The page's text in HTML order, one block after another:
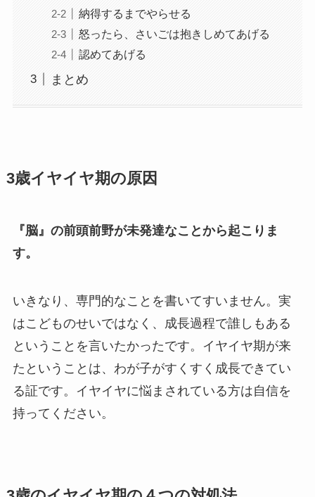
納得するまでやらせる
怒ったら、さいごは抱きしめてあげる
認めてあげる
まとめ
3歳イヤイヤ期の原因
『脳』の前頭前野が未発達なことから起こりま
す。
いきなり、専門的なことを書いてすいません。実
はこどものせいではなく、成長過程で誰しもある
ということを言いたかったです。イヤイヤ期が来
たということは、わが子がすくすく成長できてい
る証です。イヤイヤに悩まされている方は自信を
持ってください。